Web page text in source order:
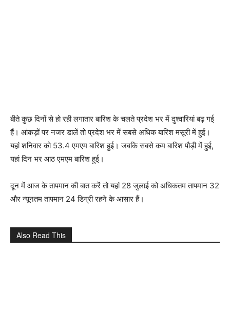
बीते कुछ दिनों से हो रही लगातार बारिश के चलते प्रदेश भर में दुश्वारियां बढ़ गई
हैं। आंकड़ों पर नजर डालें तो प्रदेश भर में सबसे अधिक बारिश मसूरी में हुई।
यहां शनिवार को 53.4 एमएम बारिश हुई। जबकि सबसे कम बारिश पौड़ी में हुई,
यहां दिन भर आठ एमएम बारिश हुई।
दून में आज के तापमान की बात करें तो यहां 28 जुलाई को अधिकतम तापमान 32
और न्यूनतम तापमान 24 डिग्री रहने के आसार हैं।
Also Read This